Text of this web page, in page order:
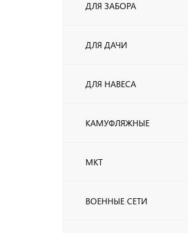
ДЛЯ ЗАБОРА
ДЛЯ ДАЧИ
ДЛЯ НАВЕСА
КАМУФЛЯЖНЫЕ
МКТ
ВОЕННЫЕ СЕТИ